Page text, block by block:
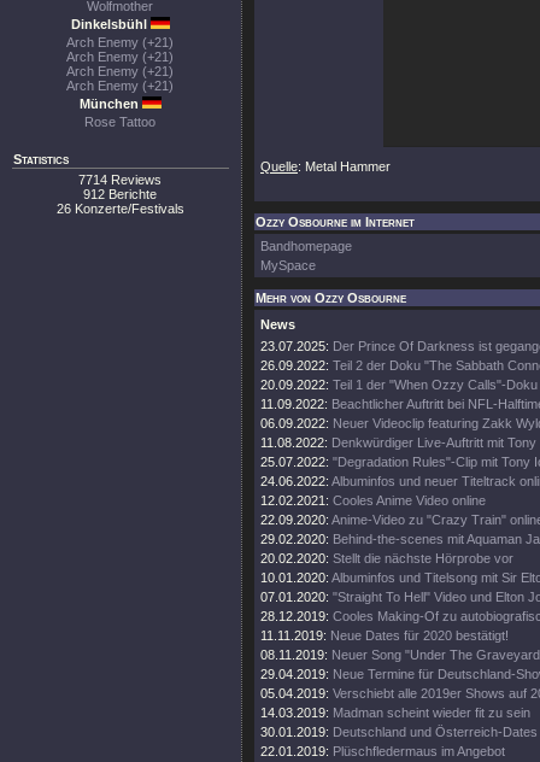
Wolfmother
Dinkelsbühl
Arch Enemy (+21)
Arch Enemy (+21)
Arch Enemy (+21)
Arch Enemy (+21)
München
Rose Tattoo
Statistics
7714 Reviews
912 Berichte
26 Konzerte/Festivals
Quelle: Metal Hammer
Ozzy Osbourne im Internet
Bandhomepage
MySpace
Mehr von Ozzy Osbourne
News
23.07.2025: Der Prince Of Darkness ist
26.09.2022: Teil 2 der Doku "The Sabbath
20.09.2022: Teil 1 der "When Ozzy Calls"-Doku
11.09.2022: Beachtlicher Auftritt bei NFL-
06.09.2022: Neuer Videoclip featuring Zakk
11.08.2022: Denkwürdiger Live-Auftritt mit Tony
25.07.2022: "Degradation Rules"-Clip mit Tony
24.06.2022: Albuminfos und neuer Titeltrack
12.02.2021: Cooles Anime Video online
22.09.2020: Anime-Video zu "Crazy Train"
29.02.2020: Behind-the-scenes mit Aquaman
20.02.2020: Stellt die nächste Hörprobe vor
10.01.2020: Albuminfos und Titelsong mit Sir
07.01.2020: "Straight To Hell" Video und Elton
28.12.2019: Cooles Making-Of zu
11.11.2019: Neue Dates für 2020 bestätigt!
08.11.2019: Neuer Song "Under The
29.04.2019: Neue Termine für Deutschland-
05.04.2019: Verschiebt alle 2019er Shows auf
14.03.2019: Madman scheint wieder fit zu sein
30.01.2019: Deutschland und Österreich-
22.01.2019: Plüschfledermaus im Angebot